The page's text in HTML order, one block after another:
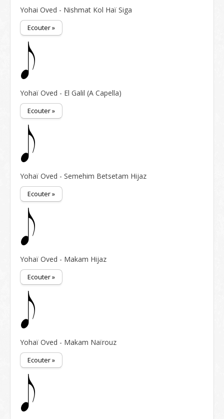
Yohai Oved - Nishmat Kol Haï Siga
Ecouter »
Yohaï Oved - El Galil (A Capella)
Ecouter »
Yohaï Oved - Semehim Betsetam Hijaz
Ecouter »
Yohaï Oved - Makam Hijaz
Ecouter »
Yohaï Oved - Makam Naïrouz
Ecouter »